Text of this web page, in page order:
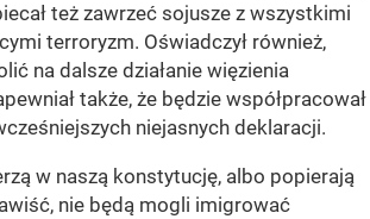
też zawrzeć sojusze z wszystkimi
terroryzm. Oświadczył również,
na dalsze działanie więzienia
także, że będzie współpracował
niejasnych deklaracji.
w naszą konstytucję, albo popierają
nie będą mogli imigrować